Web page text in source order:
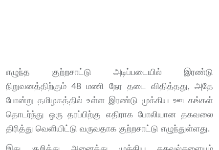
எழுந்த குற்றசாட்டு அடிப்படையில் இரண்டு
நிறுவனத்திற்கும் 48 மணி நேர தடை விதித்தது, அதே
போன்று தமிழகத்தில் உள்ள இரண்டு முக்கிய ஊடகங்கள்
தொடர்ந்து ஒரு தரப்பிற்கு எதிராக போலியான தகவலை
திரித்து வெளியிட்டு வருவதாக குற்றசாட்டு எழுந்துள்ளது.